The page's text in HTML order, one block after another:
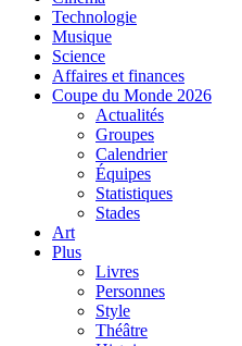
Technologie
Musique
Science
Affaires et finances
Coupe du Monde 2026
Actualités
Groupes
Calendrier
Équipes
Statistiques
Stades
Art
Plus
Livres
Personnes
Style
Théâtre